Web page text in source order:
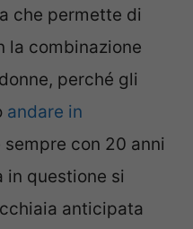
che permette di
la combinazione
perché gli
andare in
sempre con 20 anni
in questione si
anticipata